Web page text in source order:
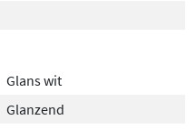
Glans wit
Glanzend